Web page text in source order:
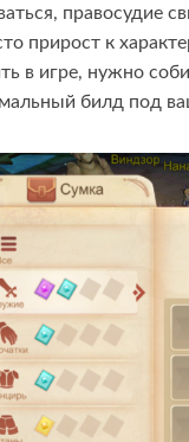
правосудие
прирост к
в игре, нужно
билд под